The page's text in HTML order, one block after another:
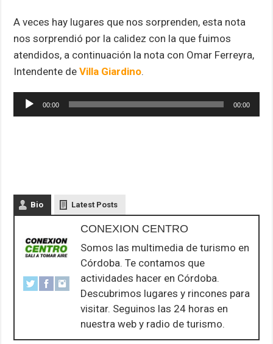
A veces hay lugares que nos sorprenden, esta nota
nos sorprendió por la calidez con la que fuimos
atendidos, a continuación la nota con Omar Ferreyra,
Intendente deVilla Giardino.
Reproductor
de
00:00 00:00
Bio Latest Posts
CONEXION CENTRO
Somos las multimedia de turismo en
Córdoba. Te contamos que
actividades hacer en Córdoba.
Descubrimos lugares y rincones para
visitar. Seguinos las 24 horas en
nuestra web y radio de turismo.